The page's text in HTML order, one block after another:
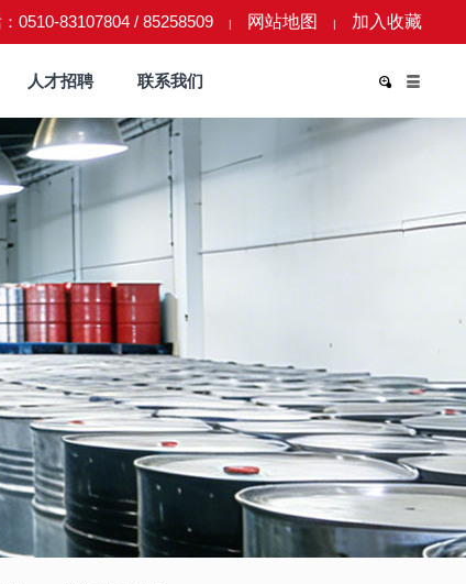
0510-83107804 / 85258509 | 网站地图 | 加入收藏
人才招聘 联系我们